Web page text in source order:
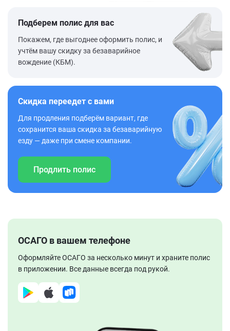
Подберем полис для вас
Покажем, где выгоднее оформить полис, и
учтём вашу скидку за безаварийное
вождение (КБМ).
Скидка переедет с вами
Для продления подберём вариант, где
сохранится ваша скидка за безаварийную
езду — даже при смене компании.
Продлить полис
ОСАГО в вашем телефоне
Оформляйте ОСАГО за несколько минут и храните полис
в приложении. Все данные всегда под рукой.